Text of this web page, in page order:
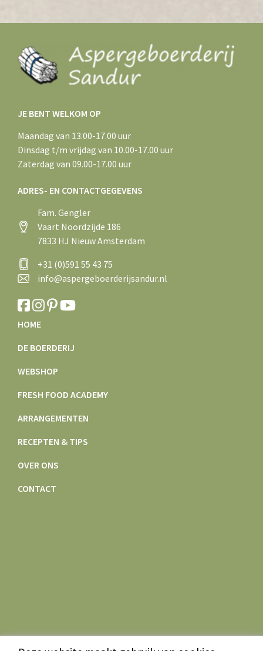
JE BENT WELKOM OP
Maandag van 13.00-17.00 uur
Dinsdag t/m vrijdag van 10.00-17.00 uur
Zaterdag van 09.00-17.00 uur
ADRES- EN CONTACTGEGEVENS
Fam. Gengler
Vaart Noordzijde 186
7833 HJ Nieuw Amsterdam
+31 (0)591 55 43 75
info@aspergeboerderijsandur.nl
HOME
DE BOERDERIJ
WEBSHOP
FRESH FOOD ACADEMY
ARRANGEMENTEN
RECEPTEN & TIPS
OVER ONS
CONTACT